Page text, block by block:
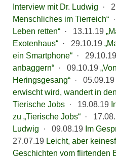
Interview mit Dr. Ludwig ·
Menschliches im Tierreich“·
Leben retten“· 13.11.19
Exotenhaus“· 29.10.19
ein Smartphone“· 29.10.19
anbaggern“· 09.10.19
Heringsgesang“· 05.09.19
erwischt wird, wandert in
Tierische Jobs· 19.08.19
zu „Tierische Jobs“·
Ludwig · 09.08.19 Im
27.07.19 Leicht, aber
Geschichten vom flirtenden